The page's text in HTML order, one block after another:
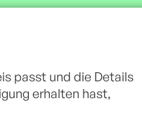
passt und die Details
erhalten hast,